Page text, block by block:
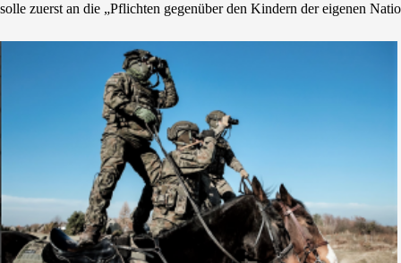
solle zuerst an die „Pflichten gegenüber den Kindern der eigenen